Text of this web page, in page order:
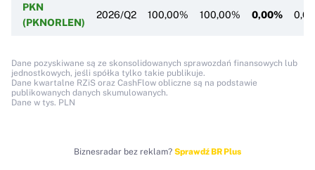
PKN
(PKNORLEN)
2026/Q2 100,00% 100,00% 0,00%
Dane pozyskiwane są ze skonsolidowanych sprawozdań finansowych lub
jednostkowych, jeśli spółka tylko takie publikuje.
Dane kwartalne RZiS oraz CashFlow obliczne są na podstawie
publikowanych danych skumulowanych.
Dane w tys. PLN
Biznesradar bez reklam? Sprawdź BR Plus